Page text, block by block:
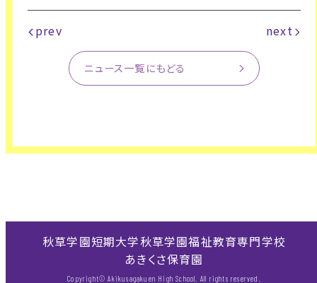
prev next
ニュース一覧にもどる
秋草学園短期大学秋草学園福祉教育専門学校
あきくさ保育園
Copyright© Akikusagakuen High School. All rights reserved.